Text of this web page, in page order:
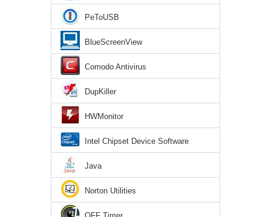
PeToUSB
BlueScreenView
Comodo Antivirus
DupKiller
HWMonitor
Intel Chipset Device Software
Java
Norton Utilities